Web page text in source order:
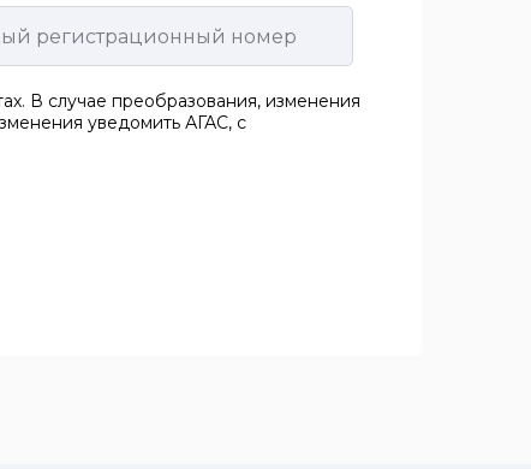
В случае преобразования, изменения
уведомить АГАС, с